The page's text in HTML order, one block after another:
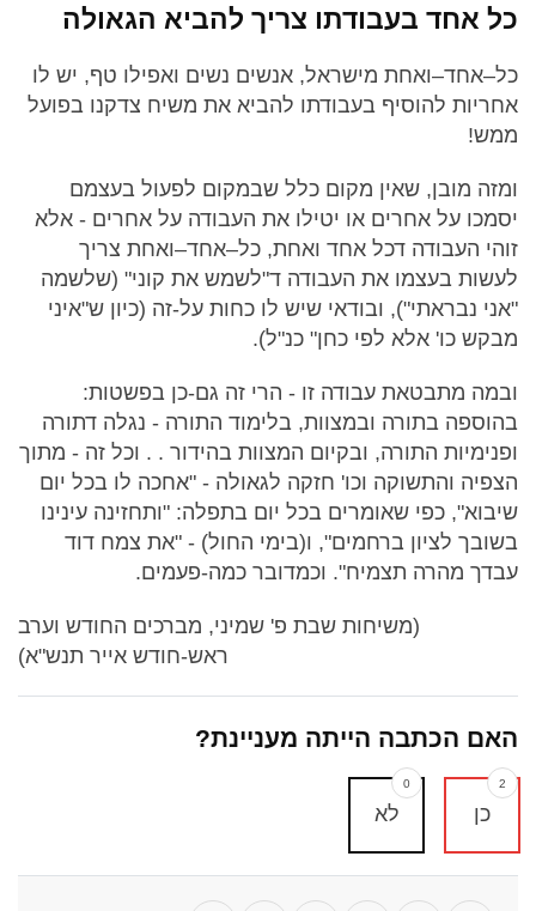
כל אחד בעבודתו צריך להביא הגאולה
כל–אחד–ואחת מישראל, אנשים נשים ואפילו טף, יש לו
אחריות להוסיף בעבודתו להביא את משיח צדקנו בפועל
ממש!
ומזה מובן, שאין מקום כלל שבמקום לפעול בעצמם
יסמכו על אחרים או יטילו את העבודה על אחרים - אלא
זוהי העבודה דכל אחד ואחת, כל–אחד–ואחת צריך
לעשות בעצמו את העבודה ד"לשמש את קוני" (שלשמה
"אני נבראתי"), ובודאי שיש לו כחות על-זה (כיון ש"איני
מבקש כו' אלא לפי כחן" כנ"ל).
ובמה מתבטאת עבודה זו - הרי זה גם-כן בפשטות:
בהוספה בתורה ובמצוות, בלימוד התורה - נגלה דתורה
ופנימיות התורה, ובקיום המצוות בהידור . . וכל זה - מתוך
הצפיה והתשוקה וכו' חזקה לגאולה - "אחכה לו בכל יום
שיבוא", כפי שאומרים בכל יום בתפלה: "ותחזינה עינינו
בשובך לציון ברחמים", ו(בימי החול) - "את צמח דוד
עבדך מהרה תצמיח". וכמדובר כמה-פעמים.
(משיחות שבת פ' שמיני, מברכים החודש וערב
ראש-חודש אייר תנש"א)
האם הכתבה הייתה מעניינת?
כן
2
לא
0